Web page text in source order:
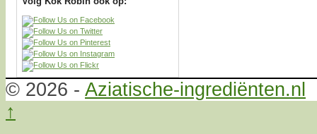
© 2026 - Aziatische-ingrediënten.nl
↑